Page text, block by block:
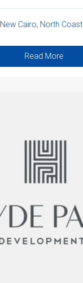
New Cairo, North Coast
Read More